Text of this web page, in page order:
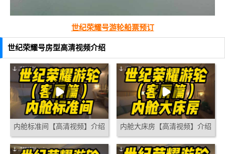
世纪荣耀号游轮船票预订
世纪荣耀号房型高清视频介绍
内舱标准间【高清视频】介绍 内舱大床房【高清视频】介绍